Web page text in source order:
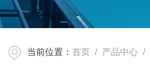
当前位置：首页 / 产品中心 /